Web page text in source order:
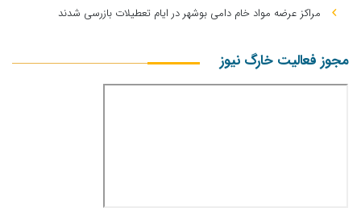
مراکز عرضه مواد خام دامی بوشهر در ایام تعطیلات بازرسی شدند
مجوز فعالیت خارگ نیوز